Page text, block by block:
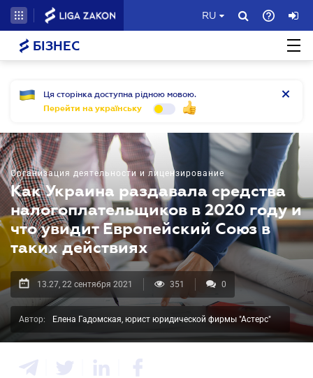
RU
БІЗНЕС
Ця сторінка доступна рідною мовою.
Перейти на українську
Организация деятельности и лицензирование
Как Украина раздавала средства
налогоплательщиков в 2020 году и
что увидит Европейский Союз в
таких действиях
13.27, 22 сентября 2021 351 0
Автор: Елена Гадомская, юрист юридической фирмы "Астерс"